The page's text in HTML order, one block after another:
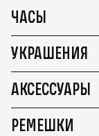
ЧАСЫ
УКРАШЕНИЯ
АКСЕССУАРЫ
РЕМЕШКИ